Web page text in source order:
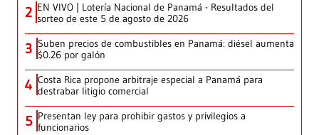
2 EN VIVO | Lotería Nacional de Panamá - Resultados del
sorteo de este 5 de agosto de 2026
3 Suben precios de combustibles en Panamá: diésel aumenta
$0.26 por galón
4 Costa Rica propone arbitraje especial a Panamá para
destrabar litigio comercial
5 Presentan ley para prohibir gastos y privilegios a
funcionarios